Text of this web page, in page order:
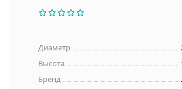
Диаметр
Высота
Бренд